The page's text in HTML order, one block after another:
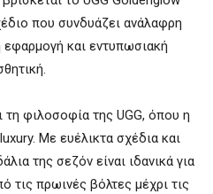
που συνδυάζει ανάλαφρη
εφαρμογή και εντυπωσιακή
φιλοσοφία της UGG, όπου η
Με ευέλικτα σχέδια και
της σεζόν είναι ιδανικά για
τις πρωινές βόλτες μέχρι τις